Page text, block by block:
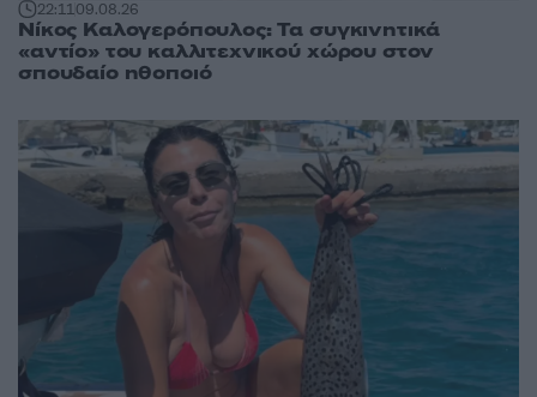
22:1109.08.26
Νίκος Καλογερόπουλος: Τα συγκινητικά
«αντίο» του καλλιτεχνικού χώρου στον
σπουδαίο ηθοποιό